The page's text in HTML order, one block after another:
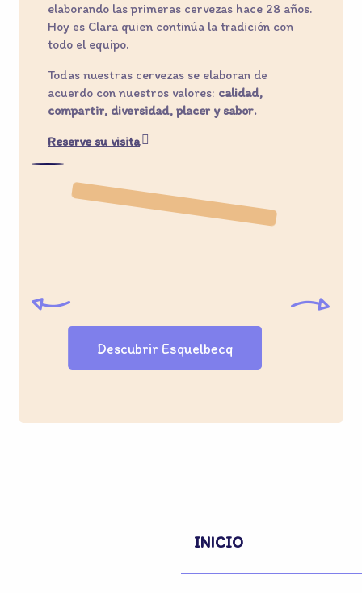
INICIO
elaborando las primeras cervezas hace 28 años.
Hoy es Clara quien continúa la tradición con
todo el equipo.
Todas nuestras cervezas se elaboran de
acuerdo con nuestros valores: calidad,
compartir, diversidad, placer y sabor.
Reserve su visita
©
Descubrir Esquelbecq